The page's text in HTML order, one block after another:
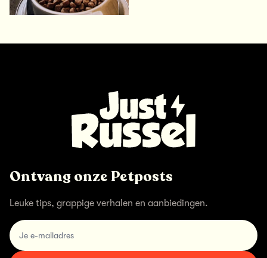
Ontvang onze Petposts
Leuke tips, grappige verhalen en aanbiedingen.
email